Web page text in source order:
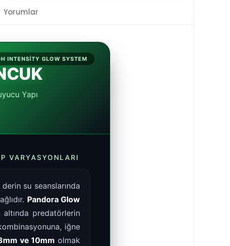
Yorumlar
INTENSITY GLOW SYSTEM
Yapı
VARYASYONLARI
derin su seanslarında
Pandora Glow
predatörlerin
iğne
ve 10mm olmak